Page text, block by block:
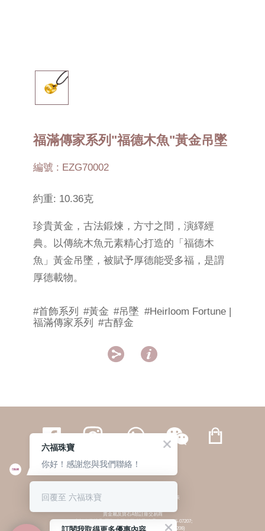
福滿傳家系列"福德木魚"黃金吊墜
編號 : EZG70002
約重: 10.36克
珍貴黃金，古法鍛煉，方寸之間，演繹經
典。以傳統木魚元素精心打造的「福德木
魚」黃金吊墜，被賦予厚德能受多福，是謂
厚德載物。
#首飾系列 #黃金 #吊墜 #Heirloom Fortune |
福滿傳家系列
#古醇金
 
繁體 | 簡体
© 六福集團 版權所有 不得轉載 私隱政策
貴金屬及寶石A類註冊交易商
(六福企業禮品(國際)有限公司-註冊號碼:A-B-24-05-07207;
六福電子商貿有限公司-註冊號碼:A-B-24-05-07206)
六福珠寶
你好！感謝您與我們聯絡！
回覆至 六福珠寶